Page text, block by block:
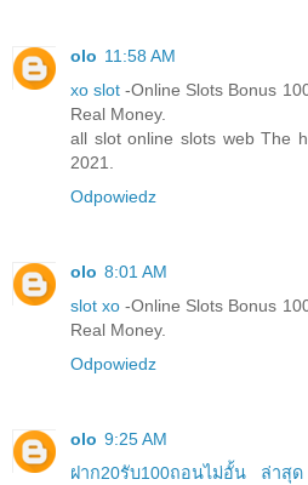
olo 11:58 AM
xo slot -Online Slots Bonus
Real Money.
all slot online slots web The
2021.
Odpowiedz
olo 8:01 AM
slot xo -Online Slots Bonus
Real Money.
Odpowiedz
olo 9:25 AM
ฝาก20รับ100ถอนไม่อั้น ล่าสุด